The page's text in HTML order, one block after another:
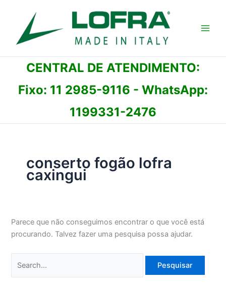
conteúdo
CENTRAL DE ATENDIMENTO:
Fixo: 11 2985-9116 - WhatsApp:
1199331-2476
conserto fogão lofra
caxingui
Parece que não conseguimos encontrar o que você está
procurando. Talvez fazer uma pesquisa possa ajudar.
por: